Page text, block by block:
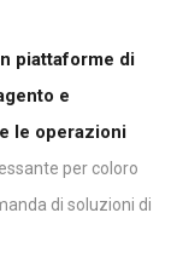
piattaforme di
e
le operazioni
per coloro
di soluzioni di